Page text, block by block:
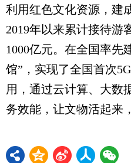
利用红色文化资源，建
2019年以来累计接待游
1000亿元。在全国率先
馆”，实现了全国首次
用，通过云计算、大数
务效能，让文物活起来